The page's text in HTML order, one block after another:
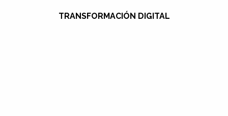
TRANSFORMACIÓN DIGITAL